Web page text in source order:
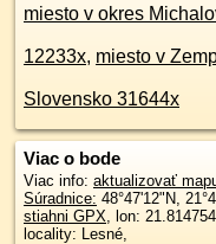
miesto v okres
12233x, miesto v
Slovensko 31644x
Viac o bode
Viac info: aktualizovať
Súradnice: 48°47'12"N,
stiahni GPX, lon:
locality: Lesné,